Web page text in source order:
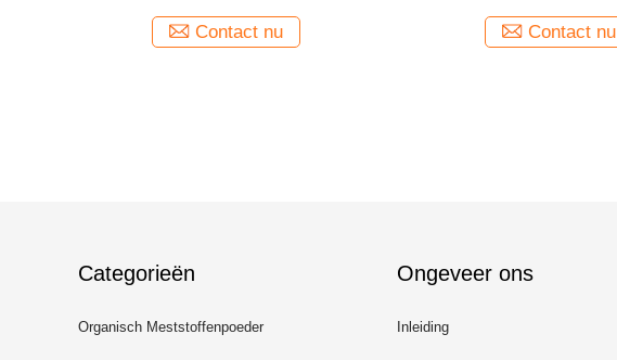
Contact nu Contact nu
Categorieën
Organisch Meststoffenpoeder
Ongeveer ons
Inleiding